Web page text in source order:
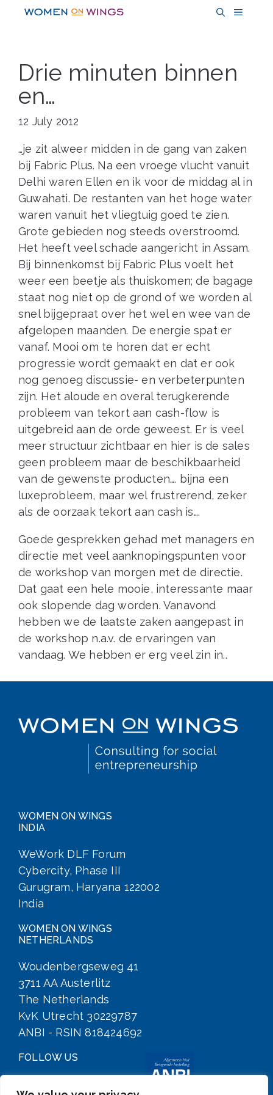
MENU
Drie minuten binnen
en…
12 July 2012
…je zit alweer midden in de gang van zaken
bij Fabric Plus. Na een vroege vlucht vanuit
Delhi waren Ellen en ik voor de middag al in
Guwahati. De restanten van het hoge water
waren vanuit het vliegtuig goed te zien.
Grote gebieden nog steeds overstroomd.
Het heeft veel schade aangericht in Assam.
Bij binnenkomst bij Fabric Plus voelt het
weer een beetje als thuiskomen; de bagage
staat nog niet op de grond of we worden al
snel bijgepraat over het wel en wee van de
afgelopen maanden. De energie spat er
vanaf. Mooi om te horen dat er echt
progressie wordt gemaakt en dat er ook
nog genoeg discussie- en verbeterpunten
zijn. Het aloude en overal terugkerende
probleem van tekort aan cash-flow is
uitgebreid aan de orde geweest. Er is veel
meer structuur zichtbaar en hier is de sales
geen probleem maar de beschikbaarheid
van de gewenste producten…. bijna een
luxeprobleem, maar wel frustrerend, zeker
als de oorzaak tekort aan cash is….
Goede gesprekken gehad met managers en
directie met veel aanknopingspunten voor
de workshop van morgen met de directie.
Dat gaat een hele mooie, interessante maar
ook slopende dag worden. Vanavond
hebben we de laatste zaken aangepast in
de workshop n.a.v. de ervaringen van
vandaag. We hebben er erg veel zin in..
WOMEN ON WINGS
INDIA
WeWork DLF Forum
Cybercity, Phase III
Gurugram, Haryana 122002
India
WOMEN ON WINGS
NETHERLANDS
Woudenbergseweg 41
3711 AA Austerlitz
The Netherlands
KvK Utrecht 30229787
ANBI - RSIN 818424692
FOLLOW US